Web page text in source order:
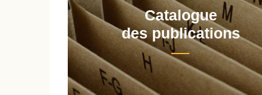
Catalogue
des publications